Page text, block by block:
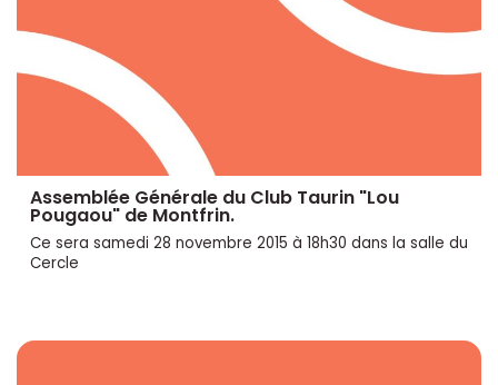
Assemblée Générale du Club Taurin "Lou
Pougaou" de Montfrin.
Ce sera samedi 28 novembre 2015 à 18h30 dans la salle du
Cercle